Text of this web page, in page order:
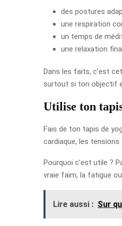
des postures
une respiration
un temps de
une relaxation
Dans les faits, c’est
surtout si ton objectif
Utilise ton
Fais de ton tapis de
cardiaque, les tensions
Pourquoi c’est utile ?
vraie faim, la fatigue
Lire aussi : Sur